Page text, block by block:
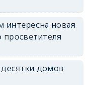
интересна новая
просветителя
домов